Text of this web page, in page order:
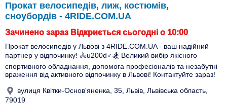
Прокат велосипедів, лиж, костюмів,
сноубордів - 4RIDE.COM.UA
Зачинено зараз Відкриється сьогодні о 10:00
Прокат велосипедів у Львові з 4RIDE.COM.UA - ваш надійний
партнер у відпочинку! 🚴u200d♂️🏂 Великий вибір якісного
спортивного обладнання, допомога професіоналів та незабутні
враження від активного відпочинку в Львові! Контактуйте зараз!
вулиця Квітки-Основ'яненка, 35, Львів, Львівська область,
79019